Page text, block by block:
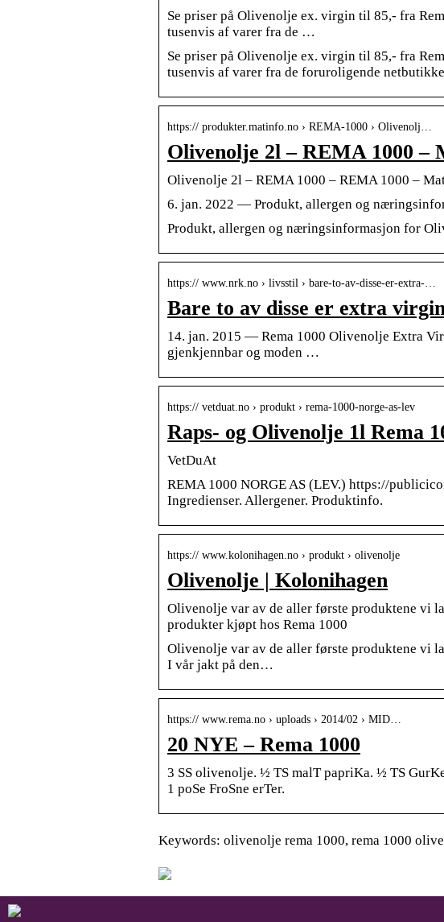
Se priser på Olivenolje ex. virgin til 85,- fra
tusenvis af varer fra de …
Se priser på Olivenolje ex. virgin til 85,- fra
tusenvis af varer fra de foruroligende
https:// produkter.matinfo.no › REMA-1000 › Olivenolj…
Olivenolje 2l – REMA 1000 –
Olivenolje 2l – REMA 1000 – REMA 1000 –
6. jan. 2022 — Produkt, allergen og
Produkt, allergen og næringsinformasjon for
https:// www.nrk.no › livsstil › bare-to-av-disse-er-extra-…
Bare to av disse er extra
14. jan. 2015 — Rema 1000 Olivenolje Extra
gjenkjennbar og moden …
https:// vetduat.no › produkt › rema-1000-norge-as-lev
Raps- og Olivenolje 1l Rema
VetDuAt
REMA 1000 NORGE AS (LEV.) https://
Ingredienser. Allergener. Produktinfo.
https:// www.kolonihagen.no › produkt › olivenolje
Olivenolje | Kolonihagen
Olivenolje var av de aller første produktene vi
produkter kjøpt hos Rema 1000
Olivenolje var av de aller første produktene vi
I vår jakt på den…
https:// www.rema.no › uploads › 2014/02 › MID…
20 NYE – Rema 1000
3 SS olivenolje. ½ TS malT papriKa. ½ TS
1 poSe FroSne erTer.
Keywords: olivenolje rema 1000, rema 1000